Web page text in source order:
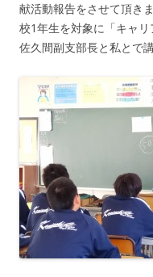
献活動報告をさせて頂き
校1年生を対象に「キャリ
佐久間副支部長と私とで